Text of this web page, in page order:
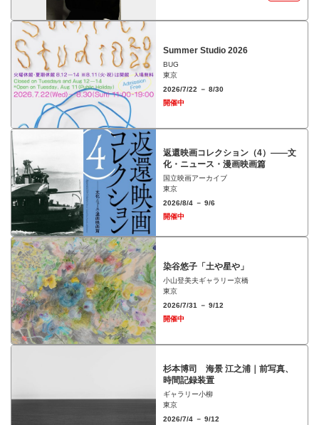
Summer Studio 2026
BUG
東京
2026/7/22 － 8/30
開催中
返還映画コレクション（4）――文
化・ニュース・漫画映画篇
国立映画アーカイブ
東京
2026/8/4 － 9/6
開催中
染谷悠子「土や星や」
小山登美夫ギャラリー京橋
東京
2026/7/31 － 9/12
開催中
杉本博司 海景 江之浦｜前写真、
時間記録装置
ギャラリー小柳
東京
2026/7/4 － 9/12